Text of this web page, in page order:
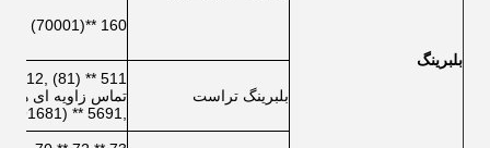
بلبرینگ
160 **(70001)
بلبرینگ تراست